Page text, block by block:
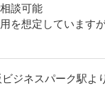
談可能
を想定しています
ジネスパーク駅よ